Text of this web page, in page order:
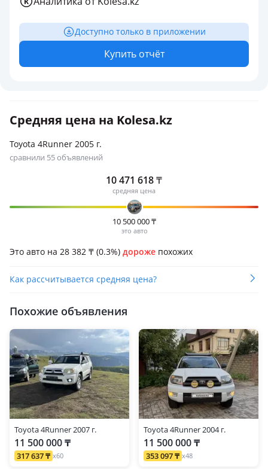
Доступно только в приложении
Купить отчёт
Средняя цена на Kolesa.kz
Toyota 4Runner 2005 г.
сравнили 55 объявлений
10 471 618₸
средняя цена
10 500 000₸
это авто
Это авто на 28 382 ₸ (0.3%) дороже похожих
Как рассчитывается средняя цена?
Похожие объявления
Toyota 4Runner 2007 г.
11 500 000 ₸
317 637 ₸ x60
Toyota 4Runner 2004 г.
11 500 000 ₸
353 097 ₸ x48